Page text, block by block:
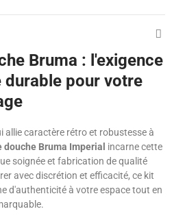
Bruma : l'exigence
pour votre
allie caractère rétro et robustesse à
douche Bruma Imperial incarne cette
soignée et fabrication de qualité
avec discrétion et efficacité, ce kit
d'authenticité à votre espace tout en